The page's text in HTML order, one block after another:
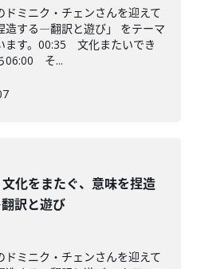
ミニク・チェンさんを迎えて
造する―翻訳と遊び」 をテーマ
ます。00:35 文化またいでき
06:00 そ...
化をまたぐ、意味を捏造
訳と遊び
ミニク・チェンさんを迎えて